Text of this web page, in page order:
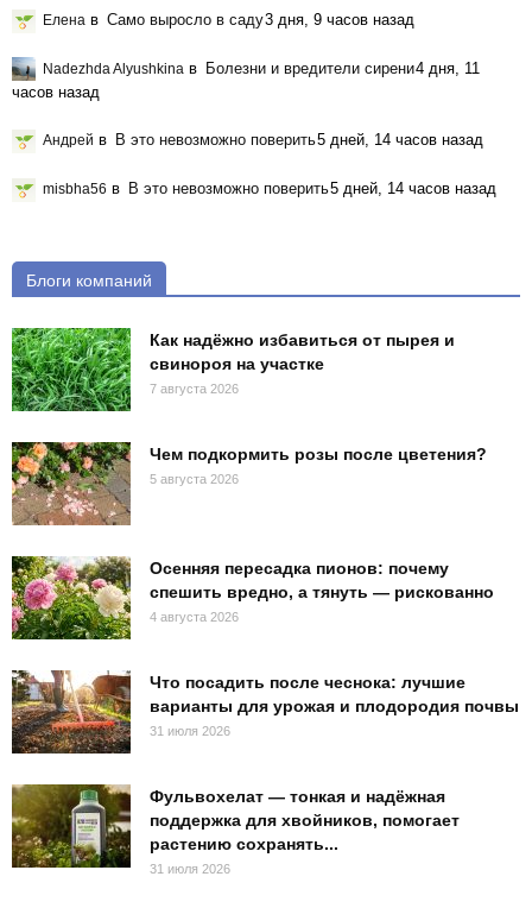
Елена в Само выросло в саду3 дня, 9 часов назад
Nadezhda Alyushkina в Болезни и вредители сирени4 дня, 11
часов назад
Андрей в В это невозможно поверить5 дней, 14 часов назад
misbha56 в В это невозможно поверить5 дней, 14 часов назад
Блоги компаний
Как надёжно избавиться от пырея и
свинороя на участке
7 августа 2026
Чем подкормить розы после цветения?
5 августа 2026
Осенняя пересадка пионов: почему
спешить вредно, а тянуть — рискованно
4 августа 2026
Что посадить после чеснока: лучшие
варианты для урожая и плодородия почвы
31 июля 2026
Фульвохелат — тонкая и надёжная
поддержка для хвойников, помогает
растению сохранять...
31 июля 2026